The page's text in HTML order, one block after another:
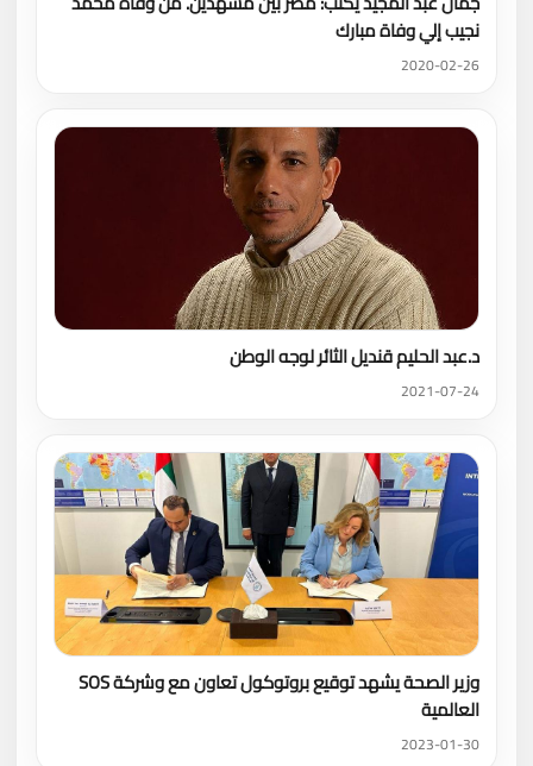
نجيب إلي وفاة مبارك
2020-02-26
د.عبد الحليم قنديل الثائر لوجه الوطن
2021-07-24
وزير الصحة يشهد توقيع بروتوكول تعاون مع وشركة SOS
العالمية
2023-01-30